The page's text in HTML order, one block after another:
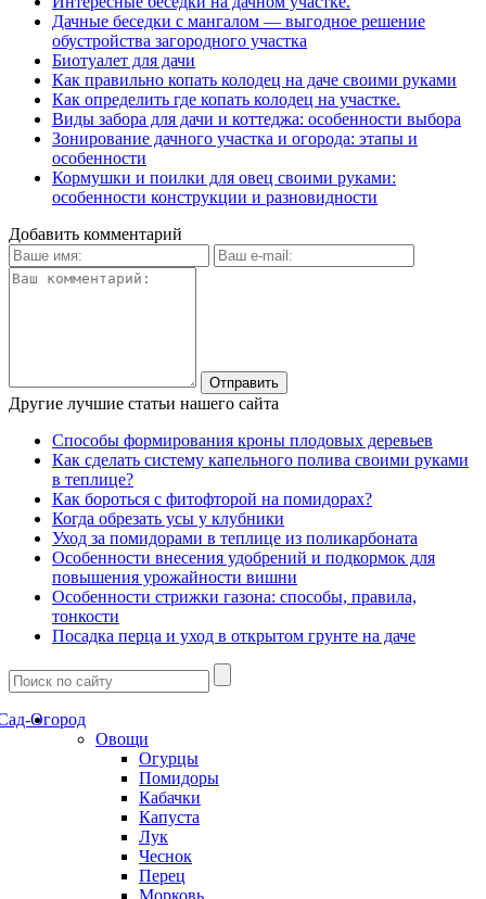
Дачные беседки с мангалом — выгодное решение
обустройства загородного участка
Биотуалет для дачи
Как правильно копать колодец на даче своими руками
Как определить где копать колодец на участке.
Виды забора для дачи и коттеджа: особенности выбора
Зонирование дачного участка и огорода: этапы и
особенности
Кормушки и поилки для овец своими руками:
особенности конструкции и разновидности
Добавить комментарий
Другие лучшие статьи нашего сайта
Способы формирования кроны плодовых деревьев
Как сделать систему капельного полива своими руками
в теплице?
Как бороться с фитофторой на помидорах?
Когда обрезать усы у клубники
Уход за помидорами в теплице из поликарбоната
Особенности внесения удобрений и подкормок для
повышения урожайности вишни
Особенности стрижки газона: способы, правила,
тонкости
Посадка перца и уход в открытом грунте на даче
Огород
Овощи
Огурцы
Помидоры
Кабачки
Капуста
Лук
Чеснок
Перец
Морковь